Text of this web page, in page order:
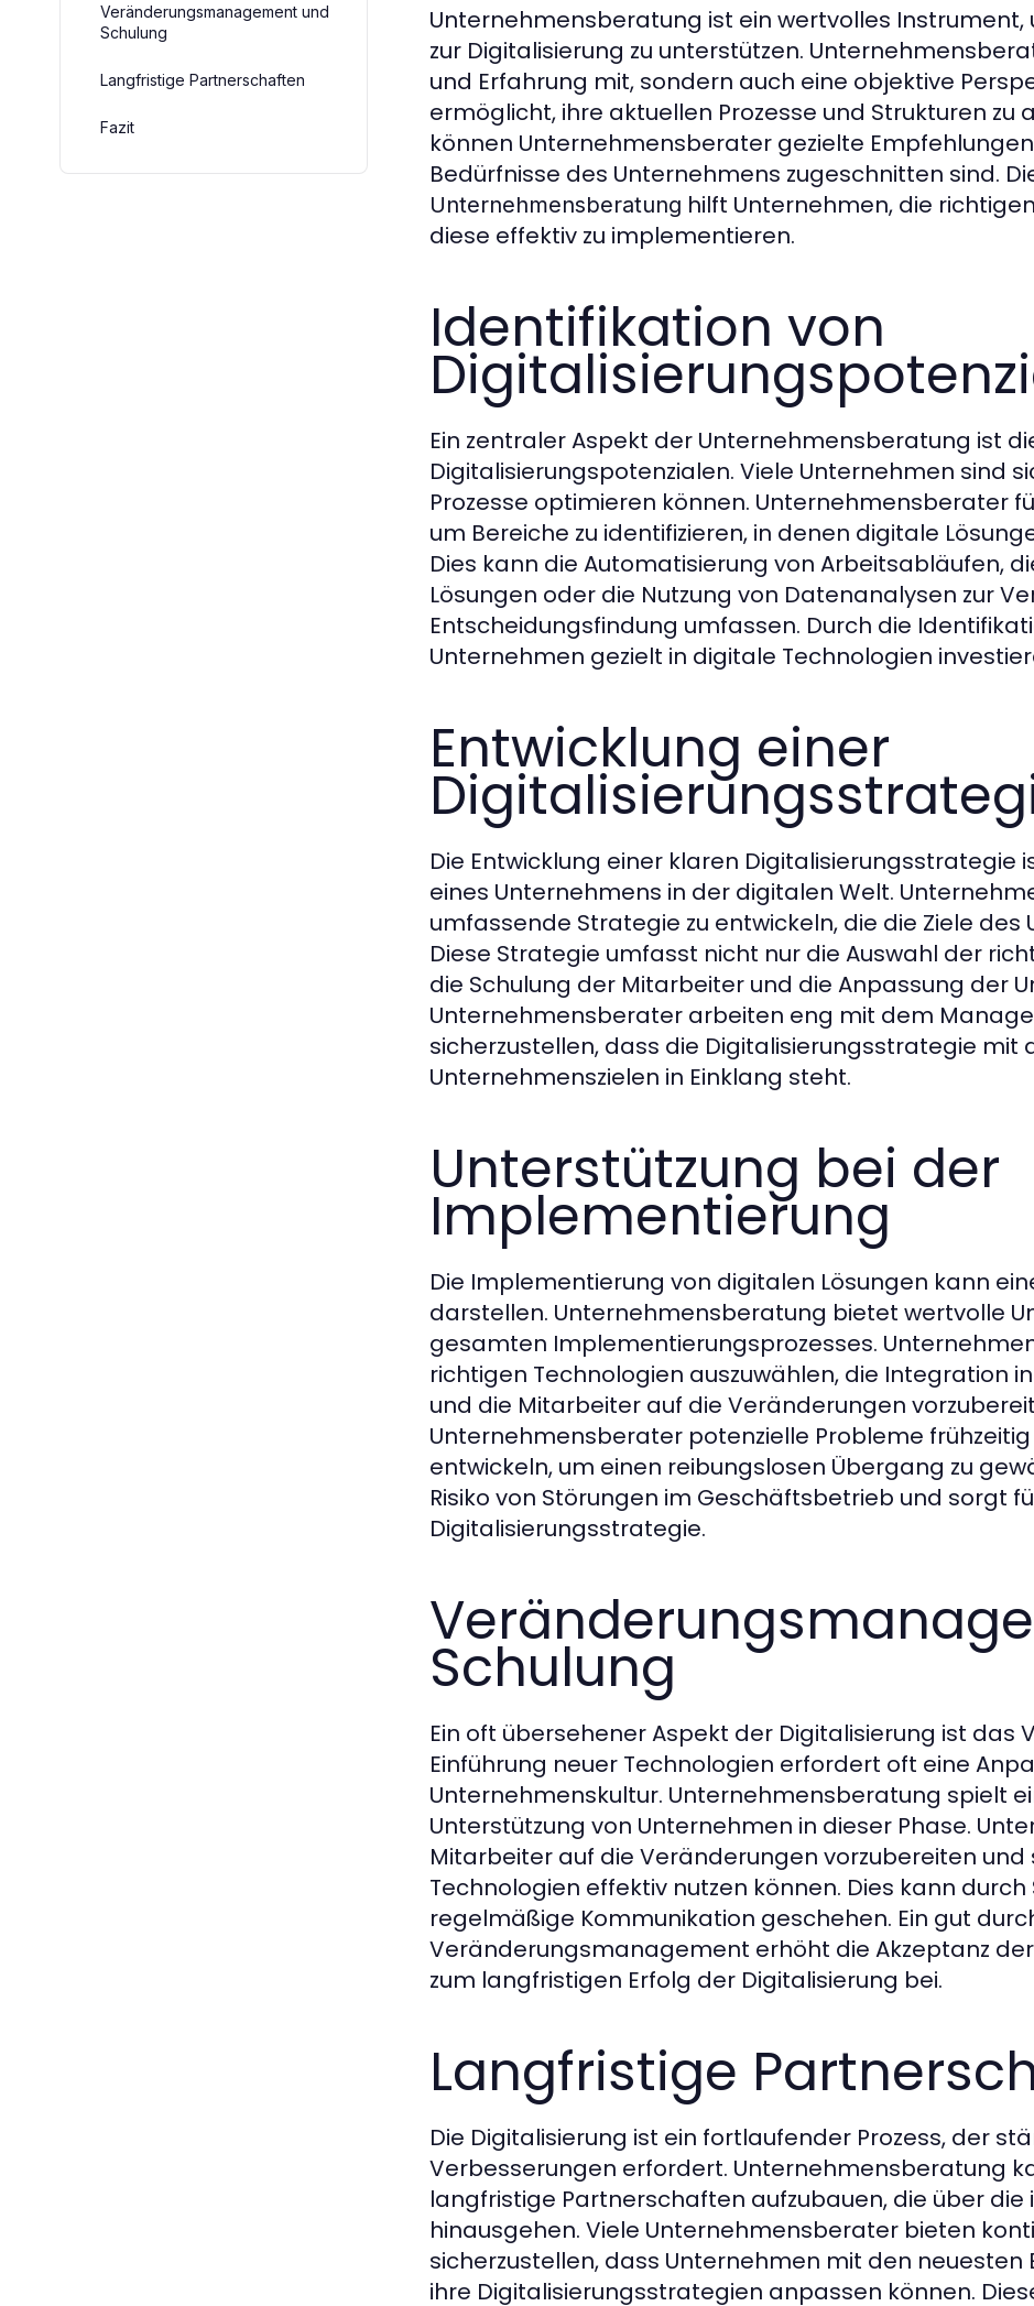
Veränderungsmanagement und
Schulung
Langfristige Partnerschaften
Fazit
Unternehmensberatung ist ein wertvolles
zur Digitalisierung zu unterstützen.
und Erfahrung mit, sondern auch eine objektive
ermöglicht, ihre aktuellen Prozesse und Strukturen zu
können Unternehmensberater gezielte
Bedürfnisse des Unternehmens zugeschnitten sind.
Unternehmensberatung hilft Unternehmen, die
diese effektiv zu implementieren.
Identifikation von
Ein zentraler Aspekt der Unternehmensberatung ist
Digitalisierungspotenzialen. Viele Unternehmen sind
Prozesse optimieren können. Unternehmensberater
um Bereiche zu identifizieren, in denen digitale
Dies kann die Automatisierung von Arbeitsabläufen,
Lösungen oder die Nutzung von Datenanalysen zur
Entscheidungsfindung umfassen. Durch die
Unternehmen gezielt in digitale Technologien
Entwicklung einer
Die Entwicklung einer klaren Digitalisierungsstrategie
eines Unternehmens in der digitalen Welt.
umfassende Strategie zu entwickeln, die die Ziele
Diese Strategie umfasst nicht nur die Auswahl der
die Schulung der Mitarbeiter und die Anpassung der
Unternehmensberater arbeiten eng mit dem
sicherzustellen, dass die Digitalisierungsstrategie
Unternehmenszielen in Einklang steht.
Unterstützung bei der
Implementierung
Die Implementierung von digitalen Lösungen kann
darstellen. Unternehmensberatung bietet wertvolle
gesamten Implementierungsprozesses.
richtigen Technologien auszuwählen, die Integration
und die Mitarbeiter auf die Veränderungen
Unternehmensberater potenzielle Probleme
entwickeln, um einen reibungslosen Übergang zu
Risiko von Störungen im Geschäftsbetrieb und sorgt
Digitalisierungsstrategie.
Schulung
Ein oft übersehener Aspekt der Digitalisierung ist
Einführung neuer Technologien erfordert oft eine
Unternehmenskultur. Unternehmensberatung spielt
Unterstützung von Unternehmen in dieser Phase.
Mitarbeiter auf die Veränderungen vorzubereiten und
Technologien effektiv nutzen können. Dies kann
regelmäßige Kommunikation geschehen. Ein gut
Veränderungsmanagement erhöht die Akzeptanz
zum langfristigen Erfolg der Digitalisierung bei.
Langfristige
Die Digitalisierung ist ein fortlaufender Prozess, der
Verbesserungen erfordert. Unternehmensberatung
langfristige Partnerschaften aufzubauen, die über
hinausgehen. Viele Unternehmensberater bieten
sicherzustellen, dass Unternehmen mit den
ihre Digitalisierungsstrategien anpassen können.